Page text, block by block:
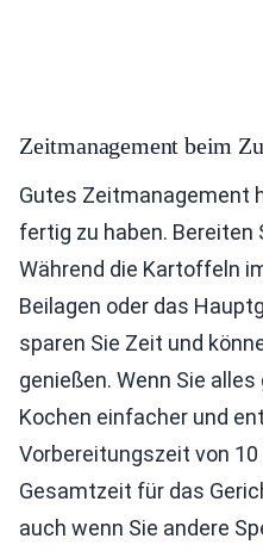
Zeitmanagement beim
Gutes Zeitmanagement
fertig zu haben. Bereiten
Während die Kartoffeln
Beilagen oder das
sparen Sie Zeit und
genießen. Wenn Sie
Kochen einfacher und
Vorbereitungszeit von
Gesamtzeit für das
auch wenn Sie andere